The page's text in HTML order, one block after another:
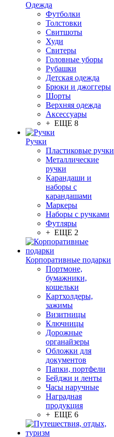
Одежда
Футболки
Толстовки
Свитшоты
Худи
Свитеры
Головные уборы
Рубашки
Детская одежда
Брюки и джоггеры
Шорты
Верхняя одежда
Аксессуары
+ ЕЩЕ 8
Ручки
Пластиковые ручки
Металлические
ручки
Карандаши и
наборы с
карандашами
Маркеры
Наборы с ручками
Футляры
+ ЕЩЕ 2
Корпоративные подарки
Портмоне,
бумажники,
кошельки
Картхолдеры,
зажимы
Визитницы
Ключницы
Дорожные
органайзеры
Обложки для
документов
Папки, портфели
Бейджи и ленты
Часы наручные
Наградная
продукция
+ ЕЩЕ 6